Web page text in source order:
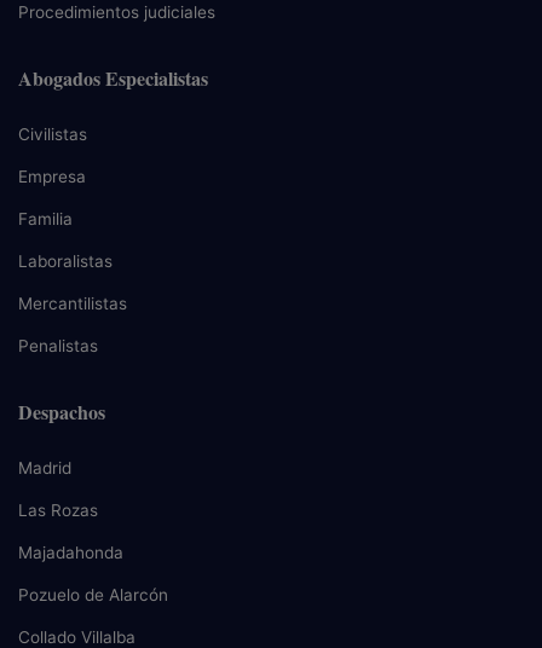
Procedimientos judiciales
Abogados Especialistas
Civilistas
Empresa
Familia
Laboralistas
Mercantilistas
Penalistas
Despachos
Madrid
Las Rozas
Majadahonda
Pozuelo de Alarcón
Collado Villalba